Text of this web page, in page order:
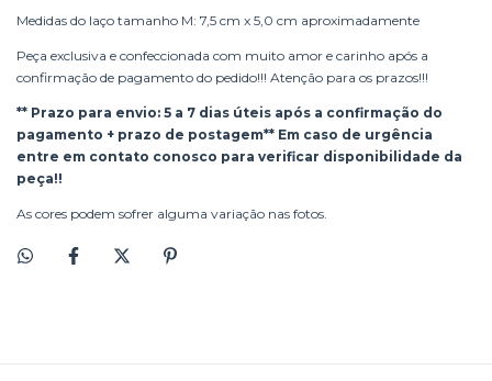
Medidas do laço tamanho M: 7,5 cm x 5,0 cm aproximadamente
Peça exclusiva e confeccionada com muito amor e carinho após a
confirmação de pagamento do pedido!!! Atenção para os prazos!!!
** Prazo para envio: 5 a 7 dias úteis após a confirmação do
pagamento + prazo de postagem** Em caso de urgência
entre em contato conosco para verificar disponibilidade da
peça!!
As cores podem sofrer alguma variação nas fotos.